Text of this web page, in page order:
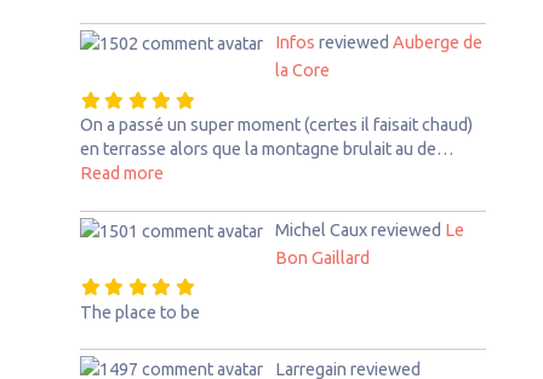
Infos reviewed Auberge de
la Core
On a passé un super moment (certes il faisait chaud)
en terrasse alors que la montagne brulait au de…
Read moreabout this listing
Michel Caux reviewed Le
Bon Gaillard
The place to be
Larregain reviewed